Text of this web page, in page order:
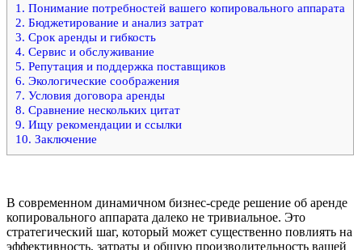
1. Понимание потребностей вашего копировального аппарата
2. Бюджетирование и анализ затрат
3. Срок аренды и гибкость
4. Сервис и обслуживание
5. Репутация и поддержка поставщиков
6. Экологические соображения
7. Условия договора аренды
8. Сравнение нескольких цитат
9. Ищу рекомендации и ссылки
10. Заключение
В современном динамичном бизнес-среде решение об аренде
копировального аппарата далеко не тривиальное. Это
стратегический шаг, который может существенно повлиять на
эффективность, затраты и общую производительность вашей